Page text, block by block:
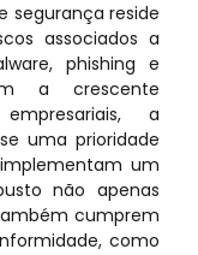
segurança reside
associados a
phishing e
a crescente
a
uma prioridade
um
não apenas
cumprem
como